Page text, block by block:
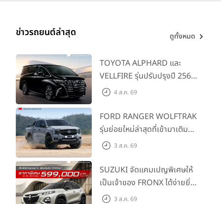
ข่าวรถยนต์ล่าสุด ดูทั้งหมด
TOYOTA ALPHARD และ
VELLFIRE รุ่นปรับปรุงปี 2569
พร้อมรุ่นย่อยใหม่ HEV
4 ส.ค. 69
FORD RANGER WOLFTRAK
รุ่นย่อยใหม่ล่าสุดที่เข้ามาเติม
เต็มไลน์อัป พร้อมตอบโจทย์ทุก
พร้อมลุย ด้วยราคาพิเศษเริ่ม
ต้นที่ 9.49 แสนบาท
3 ส.ค. 69
SUZUKI จัดแคมเปญพิเศษให้
เป็นเจ้าของ FRONX ได้ง่ายยิ่ง
ขึ้นสำหรับรุ่น GL ราคาพิเศษ
3 ส.ค. 69